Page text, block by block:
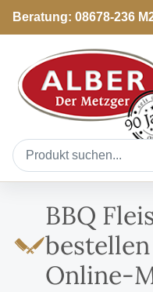
Beratung: 08678-236
BBQ
Online-